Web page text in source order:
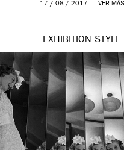
17 / 08 / 2017 — VER MÁS
EXHIBITION STYLE